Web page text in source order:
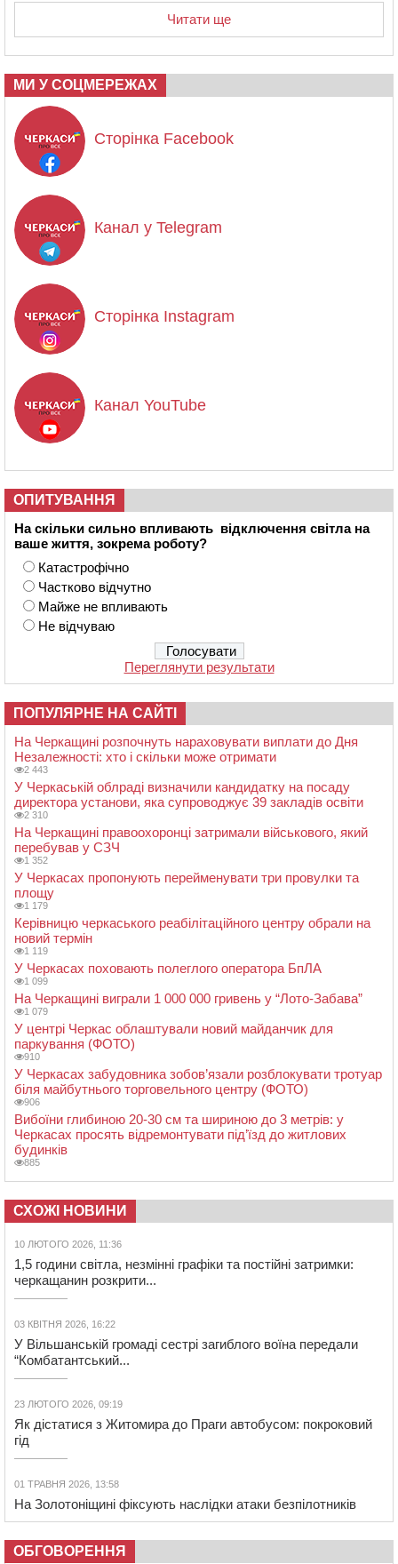
Читати ще
МИ У СОЦМЕРЕЖАХ
Сторінка Facebook
Канал у Telegram
Сторінка Instagram
Канал YouTube
ОПИТУВАННЯ
На скільки сильно впливають відключення світла на
ваше життя, зокрема роботу?
Катастрофічно
Частково відчутно
Майже не впливають
Не відчуваю
Переглянути результати
ПОПУЛЯРНЕ НА САЙТІ
На Черкащині розпочнуть нараховувати виплати до Дня
Незалежності: хто і скільки може отримати
2 443
У Черкаській облраді визначили кандидатку на посаду
директора установи, яка супроводжує 39 закладів освіти
2 310
На Черкащині правоохоронці затримали військового, який
перебував у СЗЧ
1 352
У Черкасах пропонують перейменувати три провулки та
площу
1 179
Керівницю черкаського реабілітаційного центру обрали на
новий термін
1 119
У Черкасах поховають полеглого оператора БпЛА
1 099
На Черкащині виграли 1 000 000 гривень у “Лото-Забава”
1 079
У центрі Черкас облаштували новий майданчик для
паркування (ФОТО)
910
У Черкасах забудовника зобов’язали розблокувати тротуар
біля майбутнього торговельного центру (ФОТО)
906
Вибоїни глибиною 20-30 см та шириною до 3 метрів: у
Черкасах просять відремонтувати під’їзд до житлових
будинків
885
СХОЖІ НОВИНИ
10 ЛЮТОГО 2026, 11:36
1,5 години світла, незмінні графіки та постійні затримки:
черкащанин розкрити...
03 КВІТНЯ 2026, 16:22
У Вільшанській громаді сестрі загиблого воїна передали
“Комбатантський...
23 ЛЮТОГО 2026, 09:19
Як дістатися з Житомира до Праги автобусом: покроковий
гід
01 ТРАВНЯ 2026, 13:58
На Золотоніщині фіксують наслідки атаки безпілотників
ОБГОВОРЕННЯ